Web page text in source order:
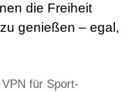
die Freiheit
genießen – egal,
für Sport-